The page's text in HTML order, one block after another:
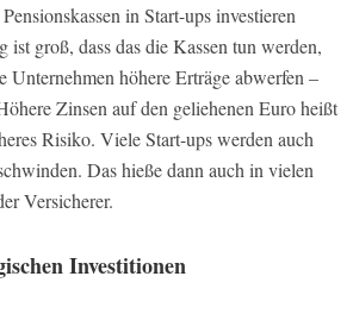
in Start-ups investieren
groß, dass das die Kassen tun werden,
Unternehmen höhere Erträge abwerfen –
Zinsen auf den geliehenen Euro heißt
Risiko. Viele Start-ups werden auch
Das hieße dann auch in vielen
Versicherer.
Investitionen